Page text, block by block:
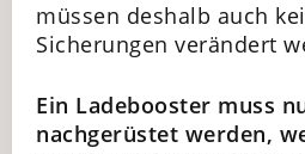
müssen deshalb auch
Sicherungen verändert
Ein Ladebooster muss
nachgerüstet werden,